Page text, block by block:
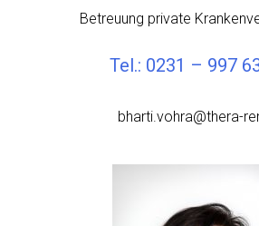
Betreuung private
Tel.: 0231 – 997
bharti.vohra@thera-